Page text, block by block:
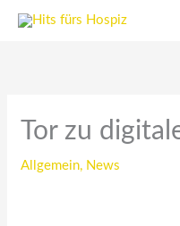
Zum
Tor zu
Allgemein, News